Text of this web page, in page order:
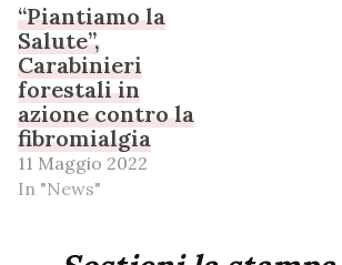
“Piantiamo la
Salute”,
Carabinieri
forestali in
azione contro la
fibromialgia
11 Maggio 2022
In "News"